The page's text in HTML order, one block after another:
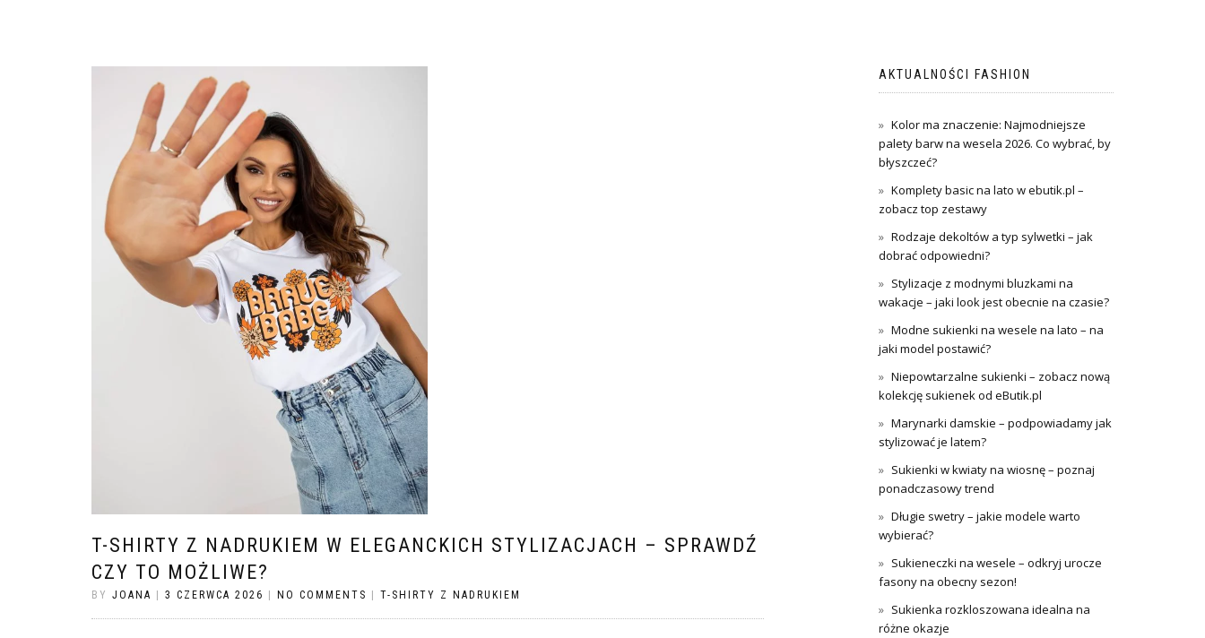
T-SHIRTY Z NADRUKIEM W ELEGANCKICH STYLIZACJACH – SPRAWDŹ
CZY TO MOŻLIWE?
BY JOANA 3 CZERWCA 2026 NO COMMENTS T-SHIRTY Z NADRUKIEM
AKTUALNOŚCI FASHION
Kolor ma znaczenie: Najmodniejsze
palety barw na wesela 2026. Co wybrać, by
błyszczeć?
Komplety basic na lato w ebutik.pl –
zobacz top zestawy
Rodzaje dekoltów a typ sylwetki – jak
dobrać odpowiedni?
Stylizacje z modnymi bluzkami na
wakacje – jaki look jest obecnie na czasie?
Modne sukienki na wesele na lato – na
jaki model postawić?
Niepowtarzalne sukienki – zobacz nową
kolekcję sukienek od eButik.pl
Marynarki damskie – podpowiadamy jak
stylizować je latem?
Sukienki w kwiaty na wiosnę – poznaj
ponadczasowy trend
Długie swetry – jakie modele warto
wybierać?
Sukieneczki na wesele – odkryj urocze
fasony na obecny sezon!
Sukienka rozkloszowana idealna na
różne okazje